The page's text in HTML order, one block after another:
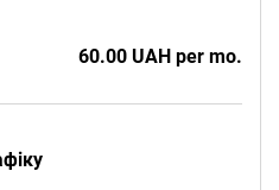
60.00 UAH per mo.